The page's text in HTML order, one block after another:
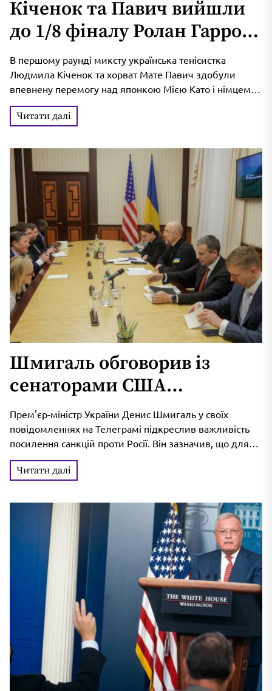
Кіченок та Павич вийшли
до 1/8 фіналу Ролан Гаррос
у змішаному розряді
В першому раунді миксту українська тенісистка
Людмила Кіченок та хорват Мате Павич здобули
впевнену перемогу над японкою Мією Като і німцем
Тімом Пюцем з рахунком...
Читати далі
Шмигаль обговорив із
сенаторами США
посилення санкцій проти
РФ і потреби України
Прем'єр-міністр України Денис Шмигаль у своїх
повідомленнях на Телеграмі підкреслив важливість
посилення санкцій проти Росії. Він зазначив, що для
обмеження її здатності вести війну необхідно...
Читати далі